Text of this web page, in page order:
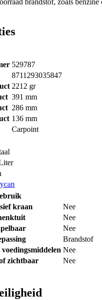
529787
8711293035847
2212 gr
391 mm
286 mm
136 mm
Carpoint
kraan
Nee
Nee
Nee
Brandstof
Nee
zichtbaar
Nee